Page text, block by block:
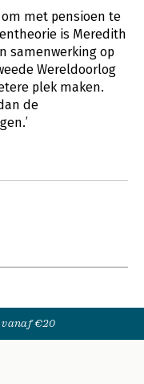
met pensioen te
is Meredith
samenwerking op
Wereldoorlog
plek maken.
de
vanaf €20